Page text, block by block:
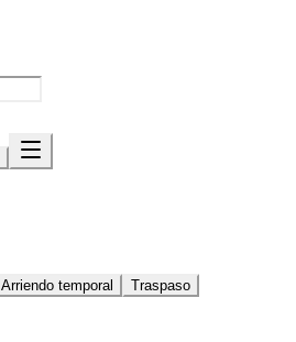
Arriendo temporal Traspaso